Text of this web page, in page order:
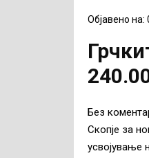
Објавено
Без
Скопје за
усвојување